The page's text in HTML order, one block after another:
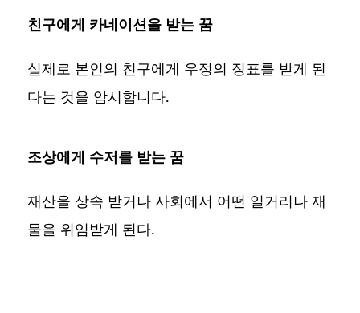
친구에게 카네이션을 받는 꿈
실제로 본인의 친구에게 우정의 징표를 받게 된
다는 것을 암시합니다.
조상에게 수저를 받는 꿈
재산을 상속 받거나 사회에서 어떤 일거리나 재
물을 위임받게 된다.